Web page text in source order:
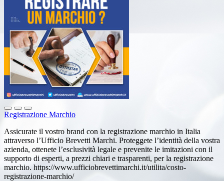
Registrazione Marchio
Assicurate il vostro brand con la registrazione marchio in Italia
attraverso l’Ufficio Brevetti Marchi. Proteggete l’identità della vostra
azienda, ottenete l’esclusività legale e prevenite le imitazioni con il
supporto di esperti, a prezzi chiari e trasparenti, per la registrazione
marchio. https://www.ufficiobrevettimarchi.it/utilita/costo-
registrazione-marchio/